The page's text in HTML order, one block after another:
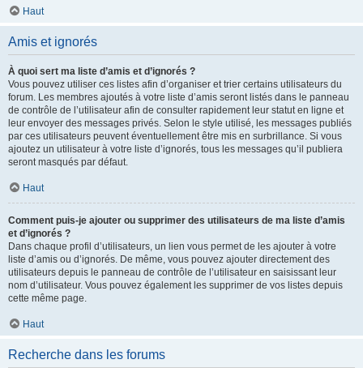
Haut
Amis et ignorés
À quoi sert ma liste d’amis et d’ignorés ?
Vous pouvez utiliser ces listes afin d’organiser et trier certains utilisateurs du
forum. Les membres ajoutés à votre liste d’amis seront listés dans le panneau
de contrôle de l’utilisateur afin de consulter rapidement leur statut en ligne et
leur envoyer des messages privés. Selon le style utilisé, les messages publiés
par ces utilisateurs peuvent éventuellement être mis en surbrillance. Si vous
ajoutez un utilisateur à votre liste d’ignorés, tous les messages qu’il publiera
seront masqués par défaut.
Haut
Comment puis-je ajouter ou supprimer des utilisateurs de ma liste d’amis
et d’ignorés ?
Dans chaque profil d’utilisateurs, un lien vous permet de les ajouter à votre
liste d’amis ou d’ignorés. De même, vous pouvez ajouter directement des
utilisateurs depuis le panneau de contrôle de l’utilisateur en saisissant leur
nom d’utilisateur. Vous pouvez également les supprimer de vos listes depuis
cette même page.
Haut
Recherche dans les forums